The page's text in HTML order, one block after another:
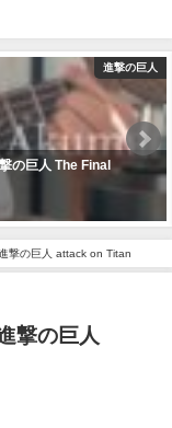
進撃の巨人
の巨人 The Final
撃の巨人 attack on Titan
撃の巨人